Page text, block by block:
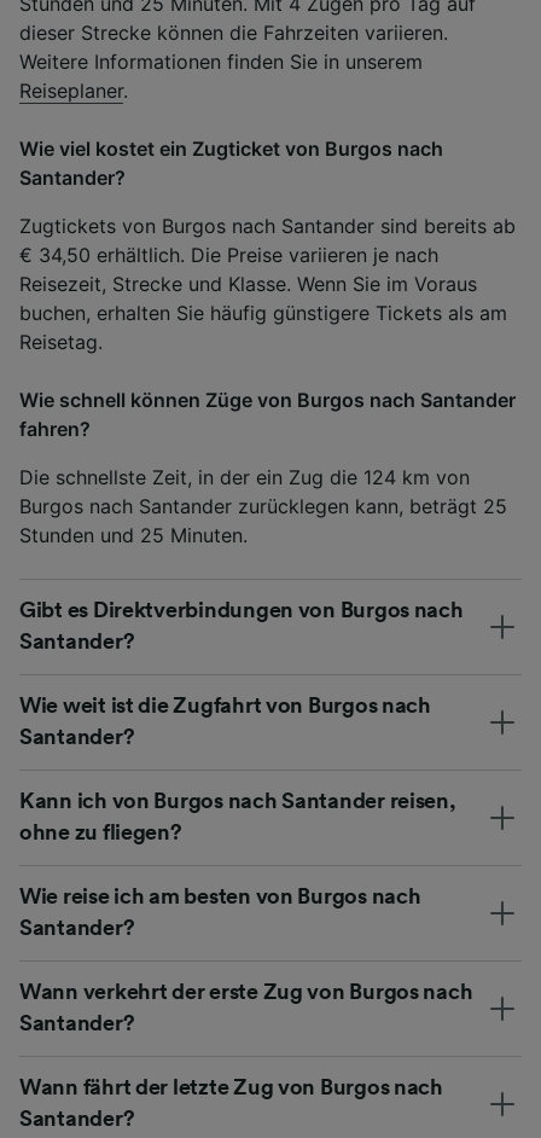
dieser Strecke können die Fahrzeiten variieren.
Weitere Informationen finden Sie in unserem
Reiseplaner.
Wie viel kostet ein Zugticket von Burgos nach
Santander?
Zugtickets von Burgos nach Santander sind bereits ab
€ 34,50 erhältlich. Die Preise variieren je nach
Reisezeit, Strecke und Klasse. Wenn Sie im Voraus
buchen, erhalten Sie häufig günstigere Tickets als am
Reisetag.
Wie schnell können Züge von Burgos nach Santander
fahren?
Die schnellste Zeit, in der ein Zug die 124 km von
Burgos nach Santander zurücklegen kann, beträgt 25
Stunden und 25 Minuten.
Gibt es Direktverbindungen von Burgos nach
Santander?
Wie weit ist die Zugfahrt von Burgos nach
Santander?
Kann ich von Burgos nach Santander reisen,
ohne zu fliegen?
Wie reise ich am besten von Burgos nach
Santander?
Wann verkehrt der erste Zug von Burgos nach
Santander?
Wann fährt der letzte Zug von Burgos nach
Santander?